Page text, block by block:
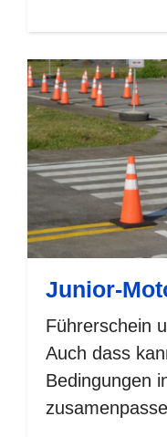
Junior-
Führerschein
Auch dass
Bedingungen